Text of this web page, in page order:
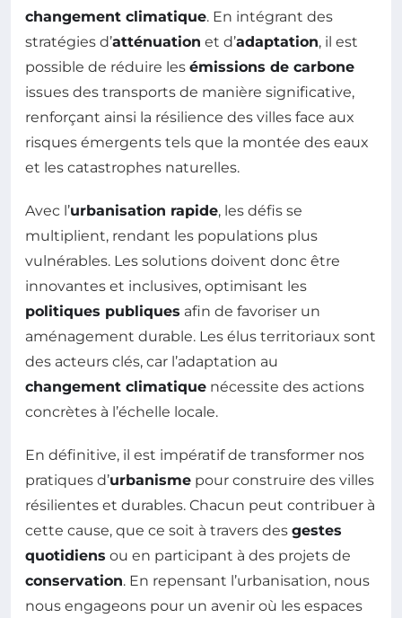
changement climatique. En intégrant des
stratégies d’atténuation et d’adaptation, il est
possible de réduire les émissions de carbone
issues des transports de manière significative,
renforçant ainsi la résilience des villes face aux
risques émergents tels que la montée des eaux
et les catastrophes naturelles.
Avec l’urbanisation rapide, les défis se
multiplient, rendant les populations plus
vulnérables. Les solutions doivent donc être
innovantes et inclusives, optimisant les
politiques publiques afin de favoriser un
aménagement durable. Les élus territoriaux sont
des acteurs clés, car l’adaptation au
changement climatique nécessite des actions
concrètes à l’échelle locale.
En définitive, il est impératif de transformer nos
pratiques d’urbanisme pour construire des villes
résilientes et durables. Chacun peut contribuer à
cette cause, que ce soit à travers des gestes
quotidiens ou en participant à des projets de
conservation. En repensant l’urbanisation, nous
nous engageons pour un avenir où les espaces